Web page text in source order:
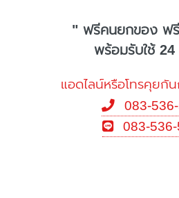
" ฟรีคนยกของ ฟ
พร้อมรับใช้ 24
แอดไลน์หรือโทรคุยกั
083-536-
083-536-